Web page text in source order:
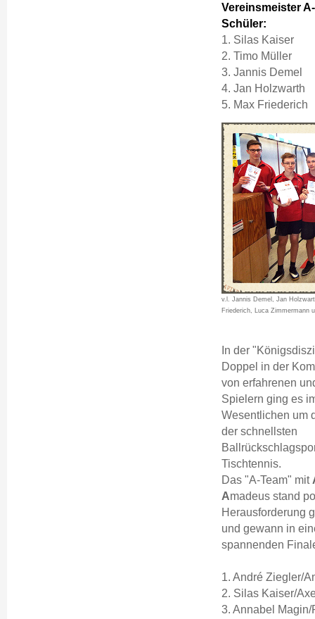
Vereinsmeister A-
Schüler:
1. Silas Kaiser
2. Timo Müller
3. Jannis Demel
4. Jan Holzwarth
5. Max Friederich
v.l. Jannis Demel, Jan
Friederich, Luca Zimmermann
In der
Doppel in der
von erfahrenen
Spielern ging es
Wesentlichen um
der schnellsten
Tischtennis.
Das "A-Team" mit
Amadeus stand
Herausforderung
und gewann in
spannenden
1. André Ziegler/
2. Silas Kaiser/
3. Annabel